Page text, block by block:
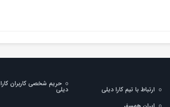
ارتباط با تیم کارا دیلی
حریم شخصی کاربران کارا
دیلی